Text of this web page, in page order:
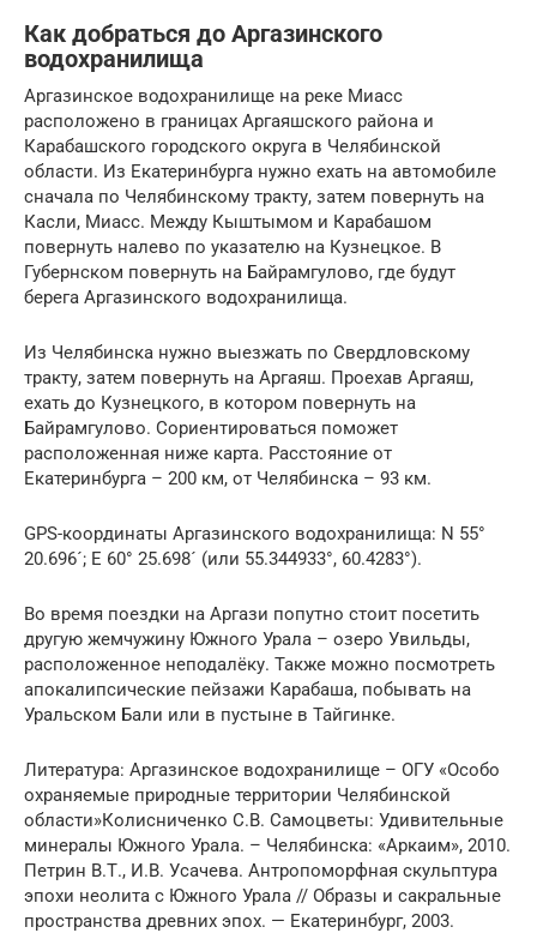
Как добраться до Аргазинского
водохранилища
Аргазинское водохранилище на реке Миасс
расположено в границах Аргаяшского района и
Карабашского городского округа в Челябинской
области. Из Екатеринбурга нужно ехать на автомобиле
сначала по Челябинскому тракту, затем повернуть на
Касли, Миасс. Между Кыштымом и Карабашом
повернуть налево по указателю на Кузнецкое. В
Губернском повернуть на Байрамгулово, где будут
берега Аргазинского водохранилища.
Из Челябинска нужно выезжать по Свердловскому
тракту, затем повернуть на Аргаяш. Проехав Аргаяш,
ехать до Кузнецкого, в котором повернуть на
Байрамгулово. Сориентироваться поможет
расположенная ниже карта. Расстояние от
Екатеринбурга – 200 км, от Челябинска – 93 км.
GPS-координаты Аргазинского водохранилища: N 55°
20.696´; E 60° 25.698´ (или 55.344933°, 60.4283°).
Во время поездки на Аргази попутно стоит посетить
другую жемчужину Южного Урала – озеро Увильды,
расположенное неподалёку. Также можно посмотреть
апокалипсические пейзажи Карабаша, побывать на
Уральском Бали или в пустыне в Тайгинке.
Литература: Аргазинское водохранилище – ОГУ «Особо
охраняемые природные территории Челябинской
области»Колисниченко С.В. Самоцветы: Удивительные
минералы Южного Урала. – Челябинска: «Аркаим», 2010.
Петрин В.Т., И.В. Усачева. Антропоморфная скульптура
эпохи неолита с Южного Урала // Образы и сакральные
пространства древних эпох. — Екатеринбург, 2003.